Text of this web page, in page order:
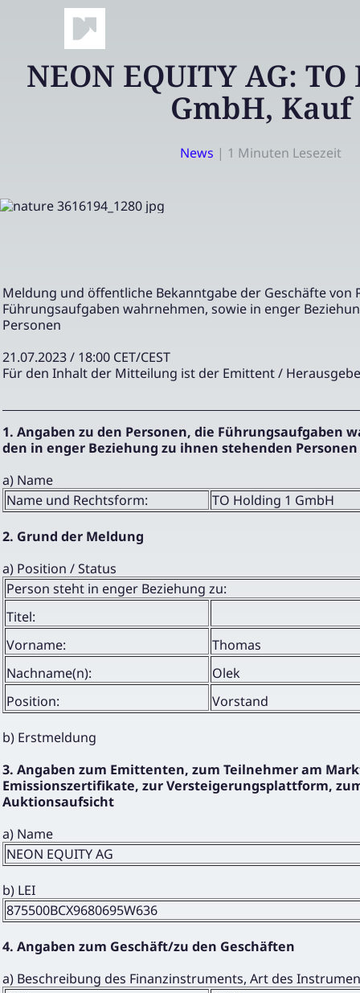
NEON EQUITY AG:
GmbH, Kauf
News | 1 Minuten Lesezeit
Meldung und öffentliche Bekanntgabe der Geschäfte von
Führungsaufgaben wahrnehmen, sowie in enger
Personen
21.07.2023 / 18:00 CET/CEST
Für den Inhalt der Mitteilung ist der Emittent /
1. Angaben zu den Personen, die Führungsaufgaben
den in enger Beziehung zu ihnen stehenden Personen
a) Name
Name und Rechtsform:
TO Holding 1 GmbH
2. Grund der Meldung
a) Position / Status
Person steht in enger Beziehung zu:
Titel:
Vorname:
Thomas
Nachname(n):
Olek
Position:
Vorstand
b) Erstmeldung
3. Angaben zum Emittenten, zum Teilnehmer am
Emissionszertifikate, zur Versteigerungsplattform,
Auktionsaufsicht
a) Name
NEON EQUITY AG
b) LEI
875500BCX9680695W636
4. Angaben zum Geschäft/zu den Geschäften
a) Beschreibung des Finanzinstruments, Art des